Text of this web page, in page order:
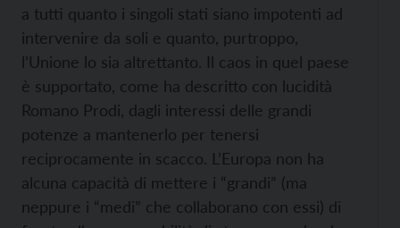
a tutti quanto i singoli stati siano impotenti ad
intervenire da soli e quanto, purtroppo,
l’Unione lo sia altrettanto. Il caos in quel paese
è supportato, come ha descritto con lucidità
Romano Prodi, dagli interessi delle grandi
potenze a mantenerlo per tenersi
reciprocamente in scacco. L’Europa non ha
alcuna capacità di mettere i “grandi” (ma
neppure i “medi” che collaborano con essi) di